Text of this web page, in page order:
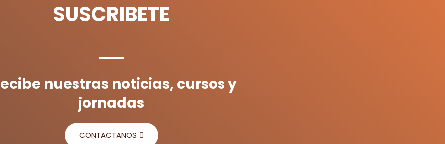
SUSCRIBETE
nuestras noticias, cursos y
jornadas
CONTACTANOS